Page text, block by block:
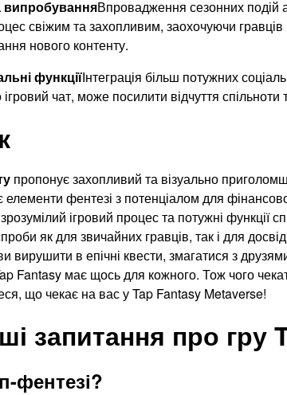
випробуванняВпровадження сезонних
свіжим та захопливим, заохочуючи
нового контенту.
функціїІнтеграція більш потужних
ігровий чат, може посилити відчуття
пропонує захопливий та візуально
фентезі з потенціалом для
ігровий процес та потужні функції
як для звичайних гравців, так і для
вирушити в епічні квести, змагатися з
Fantasy має щось для кожного. Тож чого
що чекає на вас у Tap Fantasy Metaverse!
запитання про гру
фентезі?